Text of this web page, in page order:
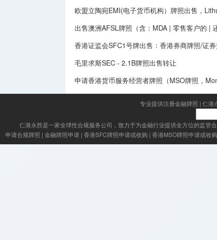
欧盟立陶宛EMI(电子货币机构）牌照出售，
出售澳洲AFSL牌照（含：MDA | 零售客户的 |
香港证监会SFC1号牌出售：香港券商牌照/证
毛里求斯SEC - 2.1B牌照出售转让
申请香港货币服务经营者牌照（MSO牌照，
专业提供注册金融牌照 | 仁港
仁港永胜是一家全球性合规服务公司，致力于为金融行业提供全方位的监管
申请合规牌照 | 金融牌照申请 | 香港SFC牌照申请或收购 | 香港MSO牌照申请或收购